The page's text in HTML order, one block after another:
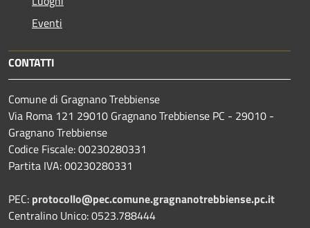
Eventi
CONTATTI
Comune di Gragnano Trebbiense
Via Roma 121 29010 Gragnano Trebbiense PC - 29010 -
Gragnano Trebbiense
Codice Fiscale: 00230280331
Partita IVA: 00230280331
PEC: protocollo@pec.comune.gragnanotrebbiense.pc.it
Centralino Unico: 0523.788444